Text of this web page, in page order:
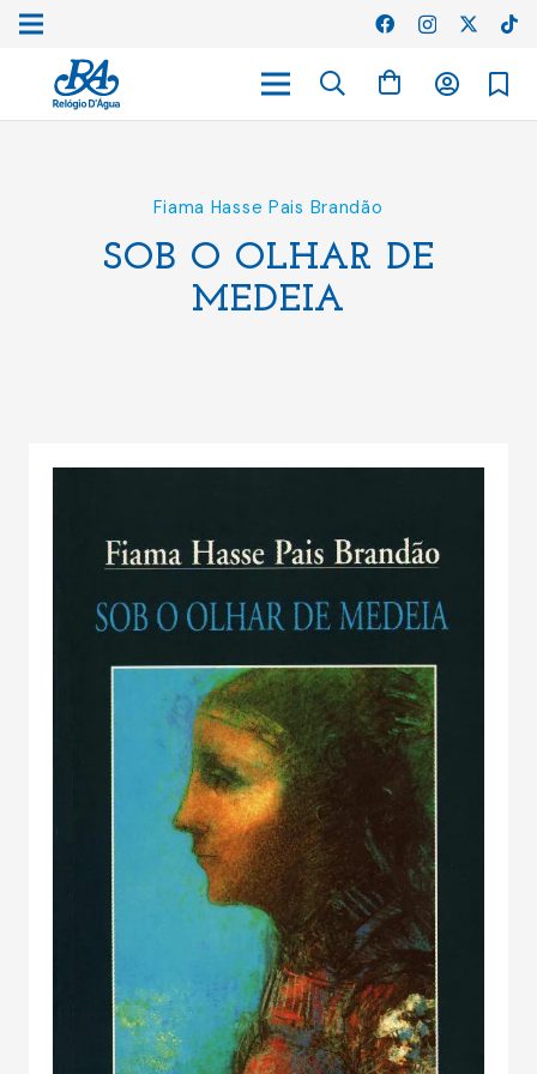
Fiama Hasse Pais Brandão
SOB O OLHAR DE
MEDEIA